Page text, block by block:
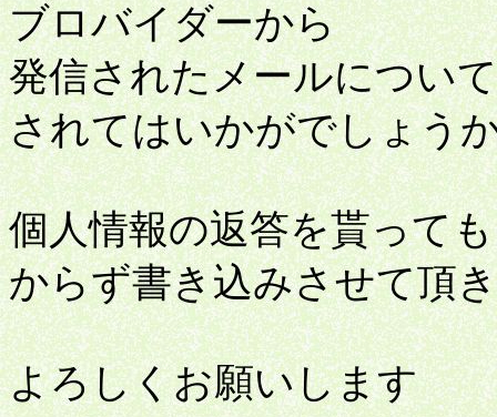
ブロバイダーから
発信されたメールについ
されてはいかがでしょう
個人情報の返答を貰って
からず書き込みさせて頂
よろしくお願いします